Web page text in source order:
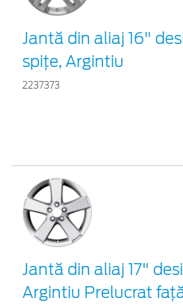
Jantă din aliaj 16"
spiţe, Argintiu
2237373
Jantă din aliaj 17"
Argintiu Prelucrat